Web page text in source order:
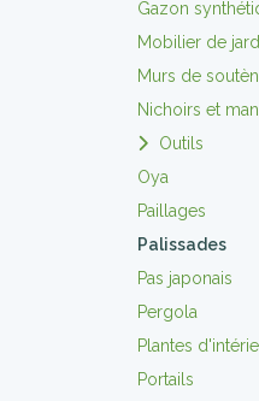
Gazon
Mobilier de
Murs de
Nichoirs et
Outils
Oya
Paillages
Palissades
Pas japonais
Pergola
Plantes
Portails